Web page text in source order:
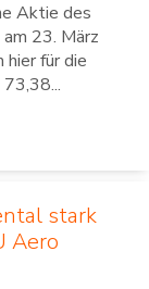
Aktie des
23. März
hier für die
stark
Aero